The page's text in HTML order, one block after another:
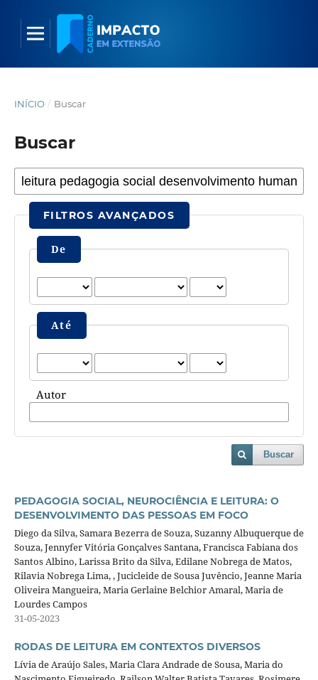
INÍCIO / Buscar
Buscar
FILTROS AVANÇADOS
De
Até
Autor
Buscar
PEDAGOGIA SOCIAL, NEUROCIÊNCIA E LEITURA: O
DESENVOLVIMENTO DAS PESSOAS EM FOCO
Diego da Silva, Samara Bezerra de Souza, Suzanny Albuquerque de
Souza, Jennyfer Vitória Gonçalves Santana, Francisca Fabiana dos
Santos Albino, Larissa Brito da Silva, Edilane Nobrega de Matos,
Rilavia Nobrega Lima, , Jucicleide de Sousa Juvêncio, Jeanne Maria
Oliveira Mangueira, Maria Gerlaine Belchior Amaral, Maria de
Lourdes Campos
31-05-2023
RODAS DE LEITURA EM CONTEXTOS DIVERSOS
Lívia de Araújo Sales, Maria Clara Andrade de Sousa, Maria do